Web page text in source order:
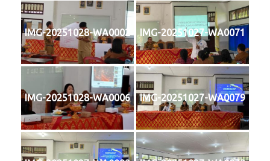
IMG-20251028-WA0002 IMG-20251027-WA0071
IMG-20251028-WA0006 IMG-20251027-WA0079